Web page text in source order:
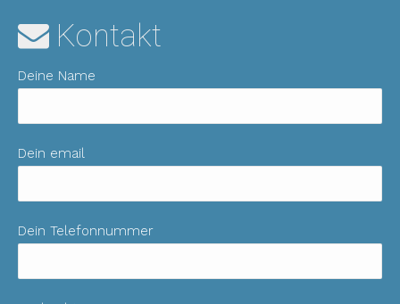
wird
einem
Fenster
geöffnet
wird
einem
Fenster
geöffnet
Kontakt
Deine Name
Dein email
Dein Telefonnummer